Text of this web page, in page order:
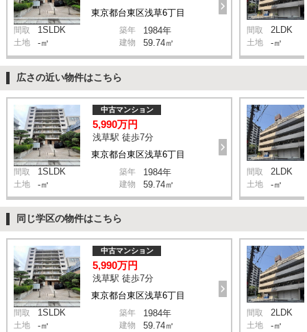
東京都台東区浅草6丁目
間取 1SLDK 築年 1984年
土地 -㎡ 建物 59.74㎡
間取 2LDK
土地 -㎡
広さの近い物件はこちら
東京都台東区浅草6丁目
中古マンション
5,990万円
浅草駅 徒歩7分
間取 1SLDK 築年 1984年
土地 -㎡ 建物 59.74㎡
間取 2LDK
土地 -㎡
同じ学区の物件はこちら
東京都台東区浅草6丁目
中古マンション
5,990万円
浅草駅 徒歩7分
間取 1SLDK 築年 1984年
土地 -㎡ 建物 59.74㎡
間取 2LDK
土地 -㎡